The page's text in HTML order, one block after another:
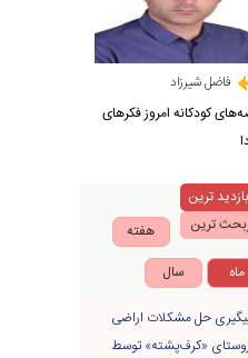
فاضل شیرزاد
کودکانه امروز فکرهای
ترین
ترین
هفته
ماه
سال
حل مشکلات اراضی
«کرف‌پشته» توسط